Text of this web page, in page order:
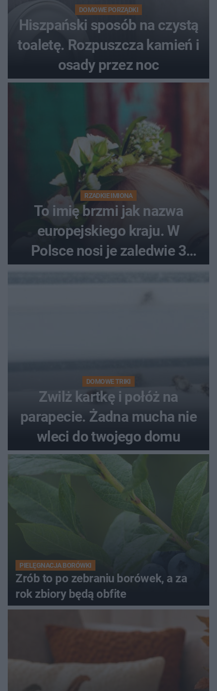
DOMOWE PORZĄDKI
Hiszpański sposób na czystą
toaletę. Rozpuszcza kamień i
osady przez noc
RZADKIE IMIONA
To imię brzmi jak nazwa
europejskiego kraju. W
Polsce nosi je zaledwie 3
DOMOWE TRIKI
Zwilż kartkę i połóż na
parapecie. Żadna mucha nie
wleci do twojego domu
PIELĘGNACJA BORÓWKI
Zrób to po zebraniu borówek, a za
rok zbiory będą obfite